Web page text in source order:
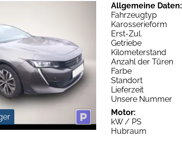
Allgemeine Daten:
Fahrzeugtyp
Karosserieform
Erst-Zul.
Getriebe
Kilometerstand
Anzahl der Türen
Farbe
Standort
Lieferzeit
Unsere Nummer
Motor:
kW / PS
Hubraum